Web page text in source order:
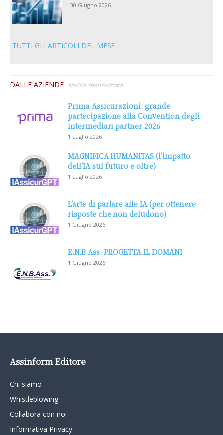
30 Giugno 2026
TUTTI GLI ARTICOLI DEL MESE
DALLE AZIENDE Notizie sponsorizzate
Prima Assicurazioni: grande
partecipazione alla Convention degli
intermediari partner 2026
1 Luglio 2026
MAGNIFICA HUMANITAS (l’impatto
dell’IA sul futuro e oltre)
1 Luglio 2026
L’arte di parlare alle IA (per ottenere
risposte che non deludono)
1 Giugno 2026
E.N.B.Ass. PROGETTA IL DOMANI
1 Giugno 2026
Assinform Editore
Chi siamo
Whistleblowing
Collabora con noi
Informativa Privacy